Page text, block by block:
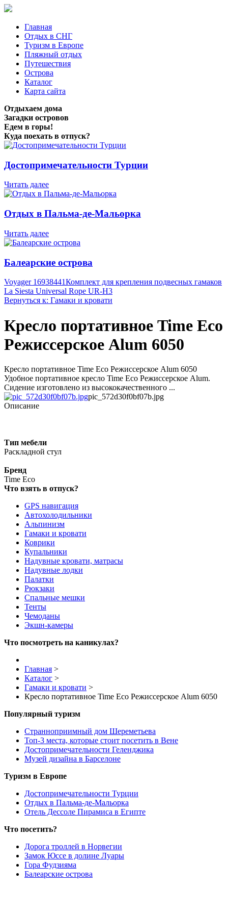
Главная
Отдых в СНГ
Туризм в Европе
Пляжный отдых
Путешествия
Острова
Каталог
Карта сайта
Отдыхаем дома
Загадки островов
Едем в горы!
Куда поехать в отпуск?
Достопримечательности Турции
Читать далее
Отдых в Пальма-де-Мальорка
Читать далее
Балеарские острова
Voyager 16938441Комплект для крепления подвесных гамаков
La Siesta Universal Rope UR-H3
Вернуться к: Гамаки и кровати
Кресло портативное Time Eco
Режиссерское Alum 6050
Кресло портативное Time Eco Режиссерское Alum 6050
Удобное портативное кресло Time Eco Режиссерское Alum.
Сидение изготовлено из высококачественного ...
pic_572d30f0bf07b.jpg
Описание
Тип мебели
Раскладной стул
Бренд
Time Eco
Что взять в отпуск?
GPS навигация
Автохолодильники
Альпинизм
Гамаки и кровати
Коврики
Купальники
Надувные кровати, матрасы
Надувные лодки
Палатки
Рюкзаки
Спальные мешки
Тенты
Чемоданы
Экшн-камеры
Что посмотреть на каникулах?
Главная >
Каталог >
Гамаки и кровати >
Кресло портативное Time Eco Режиссерское Alum 6050
Популярный туризм
Странноприимный дом Шереметьева
Топ-3 места, которые стоит посетить в Вене
Достопримечательности Геленджика
Музей дизайна в Барселоне
Туризм в Европе
Достопримечательности Турции
Отдых в Пальма-де-Мальорка
Отель Дессоле Пирамиса в Египте
Что посетить?
Дорога троллей в Норвегии
Замок Юссе в долине Луары
Гора Фудзияма
Балеарские острова